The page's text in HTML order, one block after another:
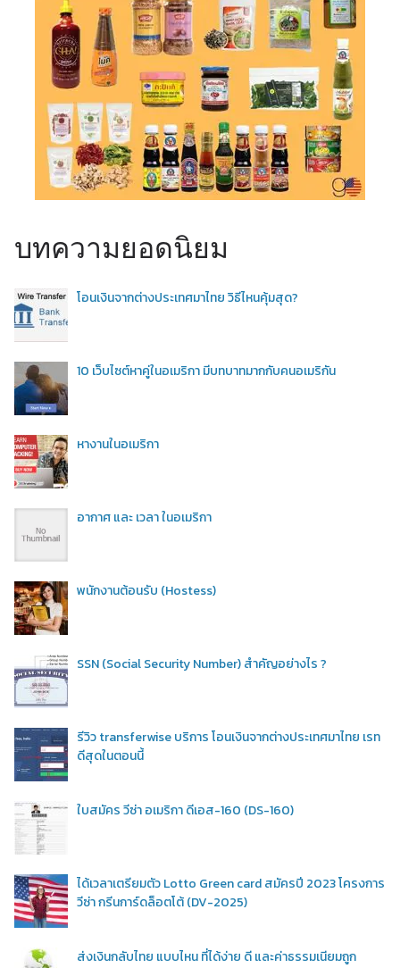
บทความยอดนิยม
โอนเงินจากต่างประเทศมาไทย วิธีไหนคุ้มสุด?
10 เว็บไซต์หาคู่ในอเมริกา มีบทบาทมากกับคนอเมริกัน
หางานในอเมริกา
อากาศ และ เวลา ในอเมริกา
พนักงานต้อนรับ (Hostess)
SSN (Social Security Number) สำคัญอย่างไร ?
รีวิว transferwise บริการ โอนเงินจากต่างประเทศมาไทย เรท
ดีสุดในตอนนี้
ใบสมัคร วีซ่า อเมริกา ดีเอส-160 (DS-160)
ได้เวลาเตรียมตัว Lotto Green card สมัครปี 2023 โครงการ
วีซ่า กรีนการ์ดล็อตโต้ (DV-2025)
ส่งเงินกลับไทย แบบไหน ที่ได้ง่าย ดี และค่าธรรมเนียมถูก